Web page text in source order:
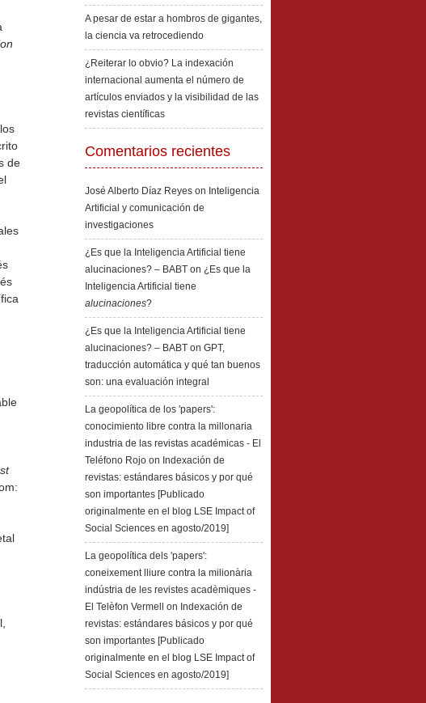
de
A pesar de estar a hombros de gigantes,
la ciencia va retrocediendo
¿Reiterar lo obvio? La indexación
internacional aumenta el número de
artículos enviados y la visibilidad de las
revistas científicas
Comentarios recientes
José Alberto Díaz Reyes on Inteligencia
Artificial y comunicación de
investigaciones
¿Es que la Inteligencia Artificial tiene
alucinaciones? – BABT on ¿Es que la
Inteligencia Artificial tiene
alucinaciones?
¿Es que la Inteligencia Artificial tiene
alucinaciones? – BABT on GPT,
traducción automática y qué tan buenos
son: una evaluación integral
La geopolítica de los 'papers':
conocimiento libre contra la millonaria
industria de las revistas académicas - El
Teléfono Rojo on Indexación de
revistas: estándares básicos y por qué
son importantes [Publicado
originalmente en el blog LSE Impact of
Social Sciences en agosto/2019]
La geopolítica dels 'papers':
coneixement lliure contra la milionària
indústria de les revistes acadèmiques -
El Telèfon Vermell
on Indexación de
revistas: estándares básicos y por qué
son importantes [Publicado
originalmente en el blog LSE Impact of
Social Sciences en agosto/2019]